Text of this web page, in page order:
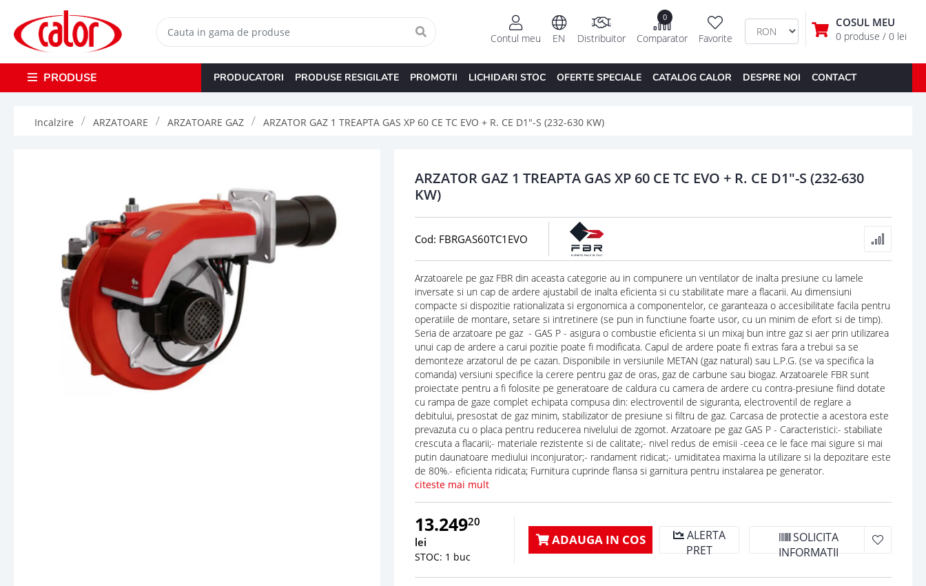
COSUL MEU
0 produse / 0 lei
Favorite
0
Comparator
Distribuitor
EN
Contul meu
PRODUSE PRODUCATORI PRODUSE RESIGILATE PROMOTII LICHIDARI STOC OFERTE SPECIALE CATALOG CALOR DESPRE NOI CONTACT
Incalzire ARZATOARE ARZATOARE GAZ ARZATOR GAZ 1 TREAPTA GAS XP 60 CE TC EVO + R. CE D1"-S (232-630 KW)
ARZATOR GAZ 1 TREAPTA GAS XP 60 CE TC EVO + R. CE D1"-S (232-630
KW)
Cod: FBRGAS60TC1EVO
Arzatoarele pe gaz FBR din aceasta categorie au in compunere un ventilator de inalta presiune cu lamele
inversate si un cap de ardere ajustabil de inalta eficienta si cu stabilitate mare a flacarii. Au dimensiuni
compacte si dispozitie rationalizata si ergonomica a componentelor, ce garanteaza o accesibilitate facila pentru
operatiile de montare, setare si intretinere (se pun in functiune foarte usor, cu un minim de efort si de timp).
Seria de arzatoare pe gaz - GAS P - asigura o combustie eficienta si un mixaj bun intre gaz si aer prin utilizarea
unui cap de ardere a carui pozitie poate fi modificata. Capul de ardere poate fi extras fara a trebui sa se
demonteze arzatorul de pe cazan. Disponibile in versiunile METAN (gaz natural) sau L.P.G. (se va specifica la
comanda) versiuni specifice la cerere pentru gaz de oras, gaz de carbune sau biogaz. Arzatoarele FBR sunt
proiectate pentru a fi folosite pe generatoare de caldura cu camera de ardere cu contra-presiune fiind dotate
cu rampa de gaze complet echipata compusa din: electroventil de siguranta, electroventil de reglare a
debitului, presostat de gaz minim, stabilizator de presiune si filtru de gaz. Carcasa de protectie a acestora este
prevazuta cu o placa pentru reducerea nivelului de zgomot. Arzatoare pe gaz GAS P - Caracteristici:- stabiliate
crescuta a flacarii;- materiale rezistente si de calitate;- nivel redus de emisii -ceea ce le face mai sigure si mai
putin daunatoare mediului inconjurator;- randament ridicat;- umiditatea maxima la utilizare si la depozitare este
de 80%.- eficienta ridicata; Furnitura cuprinde flansa si garnitura pentru instalarea pe generator.
citeste mai mult
13.24920
lei
STOC: 1 buc
ADAUGA IN COS
ALERTA
PRET
SOLICITA
INFORMATII